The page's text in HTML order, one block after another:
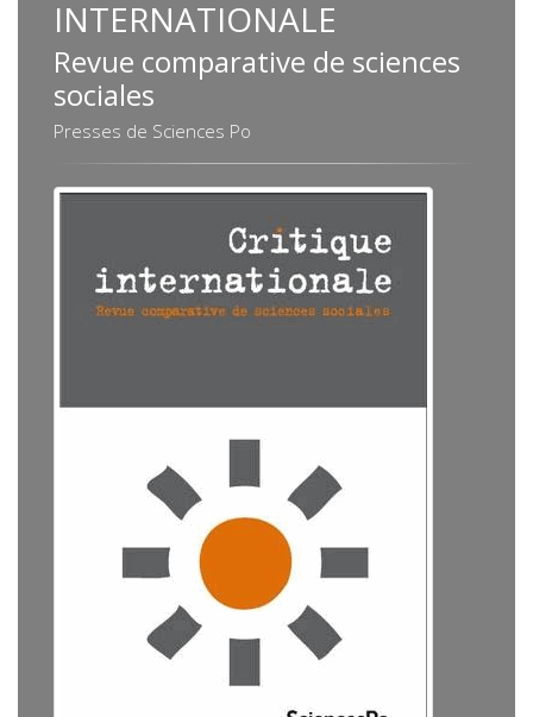
INTERNATIONALE
Revue comparative de sciences
sociales
Presses de Sciences Po